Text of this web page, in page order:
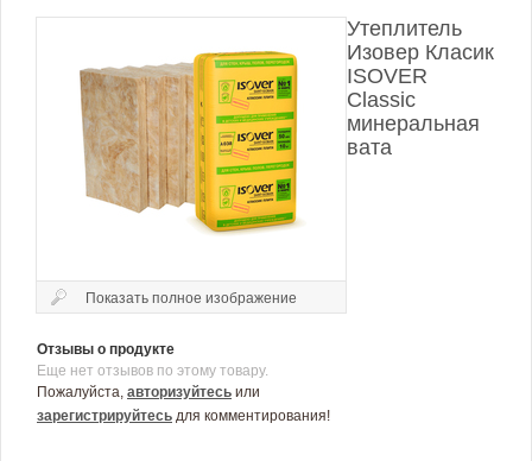
Показать полное изображение
Отзывы о продукте
Еще нет отзывов по этому товару.
Пожалуйста, авторизуйтесь или
зарегистрируйтесь для комментирования!
Утеплитель
Изовер Класик
ISOVER
Classic
минеральная
вата